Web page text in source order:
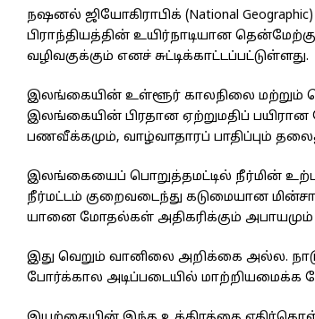
நஷனல் ஜியோகிராபிக் (National
பிராந்தியத்தின் உயிர்நாடியான
வழிவகுக்கும் எனச் சுட்டிக்காட்டப்பட்டுள்ளது.
இலங்கையின் உள்ளூர் காலநிலை மற்றும்
இலங்கையின் பிரதான ஏற்றுமதிப்
பணவீக்கமும், வாழ்வாதாரப் பாதிப்பும்
இலங்கையைப் பொறுத்தமட்டில் நீர்மின்
நீர்மட்டம் குறைவடைந்து கடுமையான
யானை மோதல்கள் அதிகரிக்கும்
இது வெறும் வானிலை அறிக்கை அல்ல.
போர்க்கால அடிப்படையில் மாற்றியமைக்க